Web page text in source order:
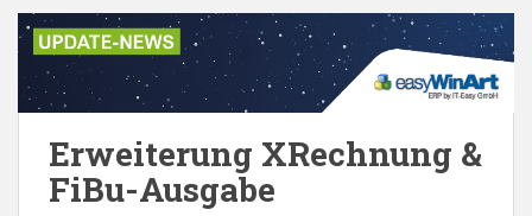
Erweiterung XRechnung &
FiBu-Ausgabe